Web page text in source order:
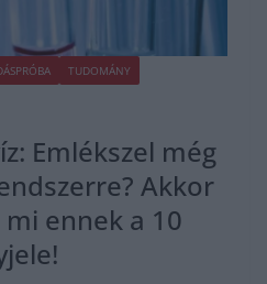
TUDOMÁNY
Emlékszel még
Akkor
ennek a 10